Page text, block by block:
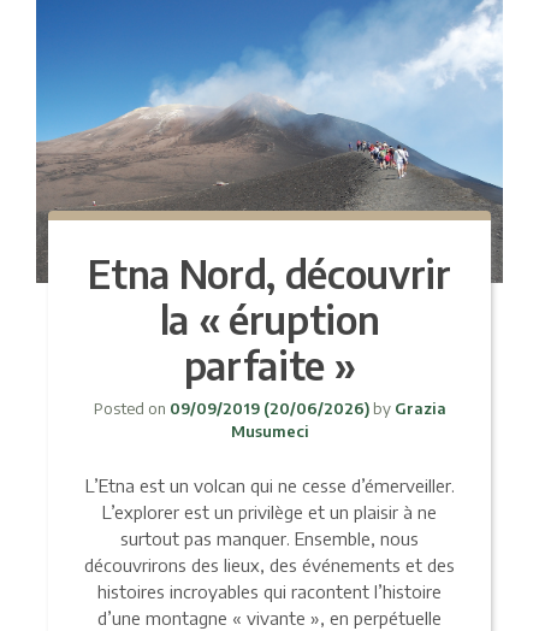
Etna Nord, découvrir
la « éruption
parfaite »
Posted on 09/09/2019(20/06/2026) byGrazia
Musumeci
L’Etna est un volcan qui ne cesse d’émerveiller.
L’explorer est un privilège et un plaisir à ne
surtout pas manquer. Ensemble, nous
découvrirons des lieux, des événements et des
histoires incroyables qui racontent l’histoire
d’une montagne « vivante », en perpétuelle